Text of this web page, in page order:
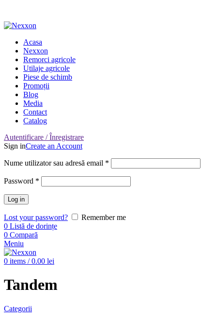
Acasa
Nexxon
Remorci agricole
Utilaje agricole
Piese de schimb
Promoții
Blog
Media
Contact
Catalog
Autentificare / Înregistrare
Sign inCreate an Account
Nume utilizator sau adresă email *
Password *
Log in
Lost your password?
Remember me
0 Listă de dorințe
0 Compară
Meniu
0 items / 0.00 lei
Tandem
Categorii